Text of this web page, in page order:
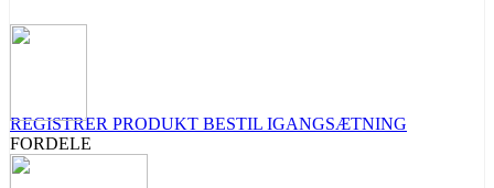
REGISTRER PRODUKT BESTIL IGANGSÆTNING
FORDELE